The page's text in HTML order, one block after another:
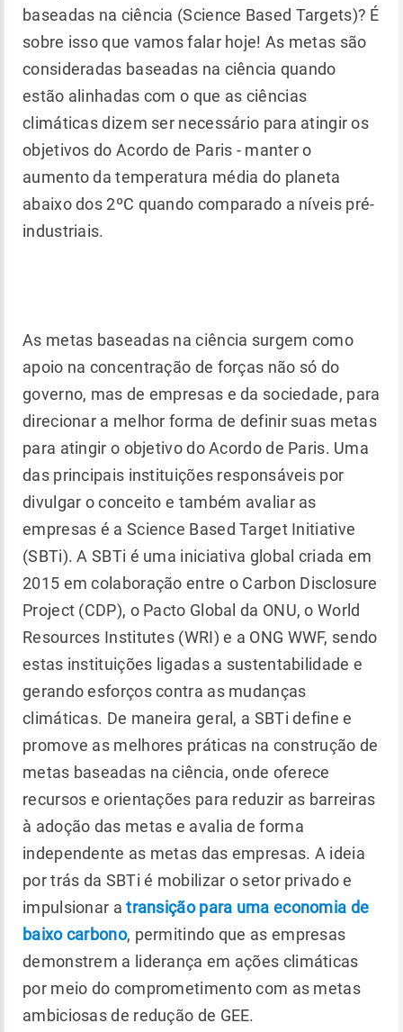
baseadas na ciência (Science Based Targets)? É
sobre isso que vamos falar hoje! As metas são
consideradas baseadas na ciência quando
estão alinhadas com o que as ciências
climáticas dizem ser necessário para atingir os
objetivos do Acordo de Paris - manter o
aumento da temperatura média do planeta
abaixo dos 2ºC quando comparado a níveis pré-
industriais.
As metas baseadas na ciência surgem como
apoio na concentração de forças não só do
governo, mas de empresas e da sociedade, para
direcionar a melhor forma de definir suas metas
para atingir o objetivo do Acordo de Paris. Uma
das principais instituições responsáveis por
divulgar o conceito e também avaliar as
empresas é a Science Based Target Initiative
(SBTi). A SBTi é uma iniciativa global criada em
2015 em colaboração entre o Carbon Disclosure
Project (CDP), o Pacto Global da ONU, o World
Resources Institutes (WRI) e a ONG WWF, sendo
estas instituições ligadas a sustentabilidade e
gerando esforços contra as mudanças
climáticas. De maneira geral, a SBTi define e
promove as melhores práticas na construção de
metas baseadas na ciência, onde oferece
recursos e orientações para reduzir as barreiras
à adoção das metas e avalia de forma
independente as metas das empresas. A ideia
por trás da SBTi é mobilizar o setor privado e
impulsionar atransição para uma economia de
baixo carbono, permitindo que as empresas
demonstrem a liderança em ações climáticas
por meio do comprometimento com as metas
ambiciosas de redução de GEE.